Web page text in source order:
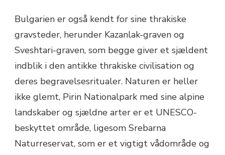
Bulgarien er også kendt for sine thrakiske
gravsteder, herunder Kazanlak-graven og
Sveshtari-graven, som begge giver et sjældent
indblik i den antikke thrakiske civilisation og
deres begravelsesritualer. Naturen er heller
ikke glemt, Pirin Nationalpark med sine alpine
landskaber og sjældne arter er et UNESCO-
beskyttet område, ligesom Srebarna
Naturreservat, som er et vigtigt vådområde og